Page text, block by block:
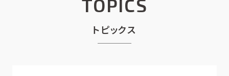
TOPICS
トピックス